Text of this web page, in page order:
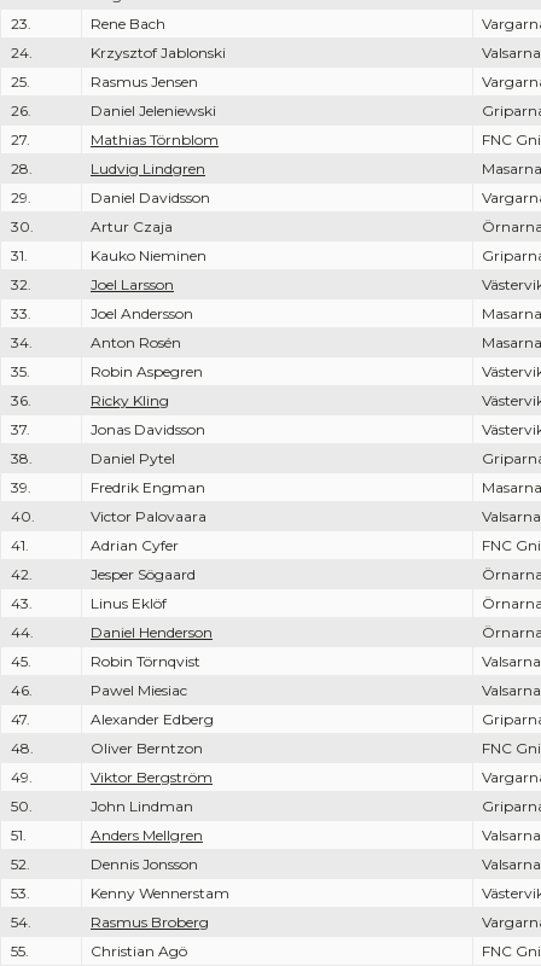
23.
Rene Bach
24.
Krzysztof Jablonski
Valsarna
25.
Rasmus Jensen
26.
Daniel Jeleniewski
27.
Mathias Törnblom
FNC
28.
Ludvig Lindgren
Masarna
29.
Daniel Davidsson
30.
Artur Czaja
31.
Kauko Nieminen
32.
Joel Larsson
33.
Joel Andersson
Masarna
34.
Anton Rosén
Masarna
35.
Robin Aspegren
36.
Ricky Kling
37.
Jonas Davidsson
38.
Daniel Pytel
39.
Fredrik Engman
Masarna
40.
Victor Palovaara
Valsarna
41.
Adrian Cyfer
FNC
42.
Jesper Sögaard
43.
Linus Eklöf
44.
Daniel Henderson
45.
Robin Törnqvist
Valsarna
46.
Pawel Miesiac
Valsarna
47.
Alexander Edberg
48.
Oliver Berntzon
FNC
49.
Viktor Bergström
50.
John Lindman
51.
Anders Mellgren
Valsarna
52.
Dennis Jonsson
Valsarna
53.
Kenny Wennerstam
54.
Rasmus Broberg
55.
Christian Agö
FNC